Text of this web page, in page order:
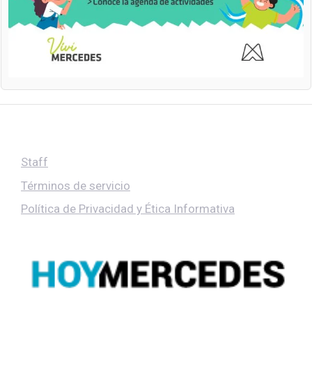
Staff
Términos de servicio
Política de Privacidad y Ética Informativa